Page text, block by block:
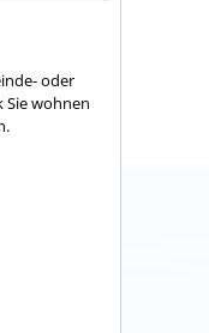
oder
Sie wohnen